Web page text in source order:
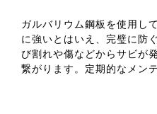
ガルバリウム鋼板を使用し
に強いとはいえ、完璧に防
び割れや傷などからサビが
繋がります。定期的なメン